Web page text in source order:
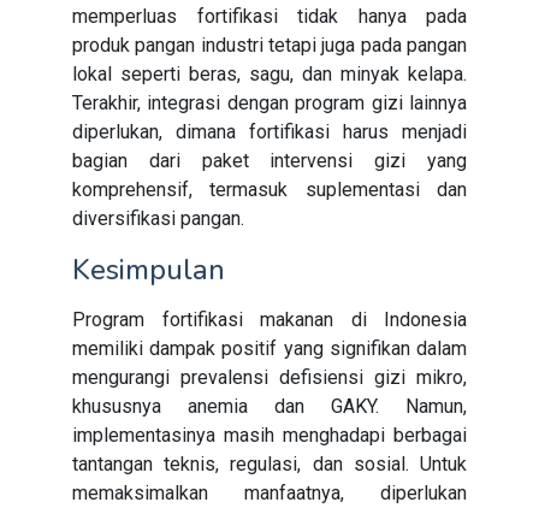
memperluas fortifikasi tidak hanya pada
produk pangan industri tetapi juga pada pangan
lokal seperti beras, sagu, dan minyak kelapa.
Terakhir, integrasi dengan program gizi lainnya
diperlukan, dimana fortifikasi harus menjadi
bagian dari paket intervensi gizi yang
komprehensif, termasuk suplementasi dan
diversifikasi pangan.
Kesimpulan
Program fortifikasi makanan di Indonesia
memiliki dampak positif yang signifikan dalam
mengurangi prevalensi defisiensi gizi mikro,
khususnya anemia dan GAKY. Namun,
implementasinya masih menghadapi berbagai
tantangan teknis, regulasi, dan sosial. Untuk
memaksimalkan manfaatnya, diperlukan